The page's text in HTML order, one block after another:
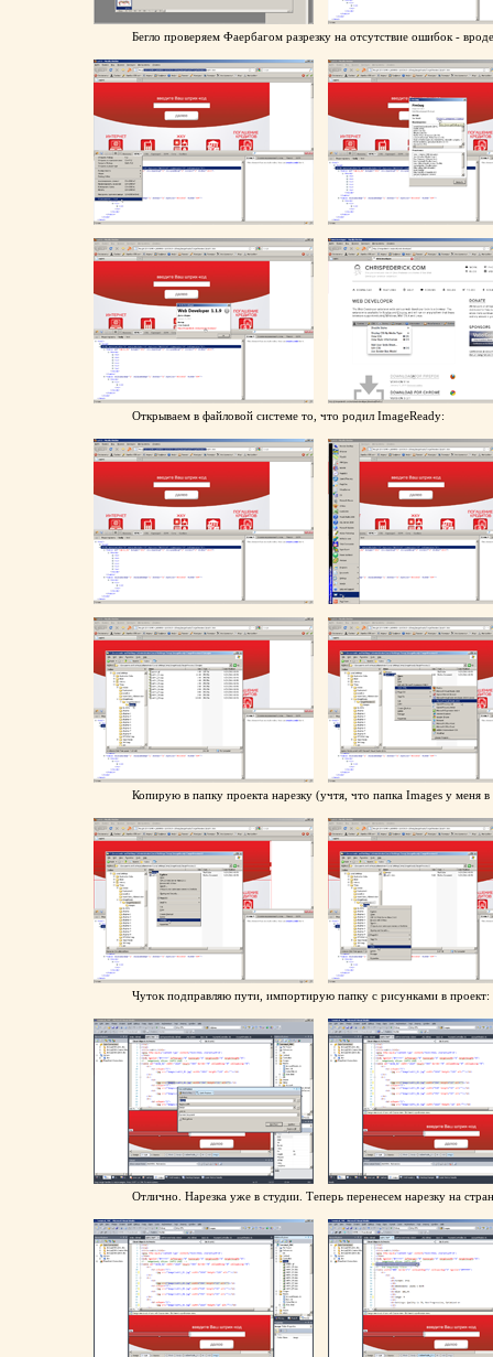
Бегло проверяем Фаербагом разрезку на отсутствие ошибок -
Открываем в файловой системе то, что родил ImageReady:
Копирую в папку проекта нарезку (учтя, что папка Images у меня
Чуток подправляю пути, импортирую папку с рисунками в проект:
Отлично. Нарезка уже в студии. Теперь перенесем нарезку на